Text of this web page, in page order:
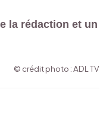
la rédaction et un
© crédit photo : ADL TV